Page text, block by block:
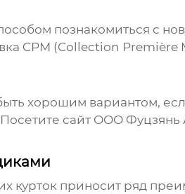
познакомиться с
CPM (Collection
хорошим вариантом,
сайт ООО Фуцзянь
куртокприносит ряд